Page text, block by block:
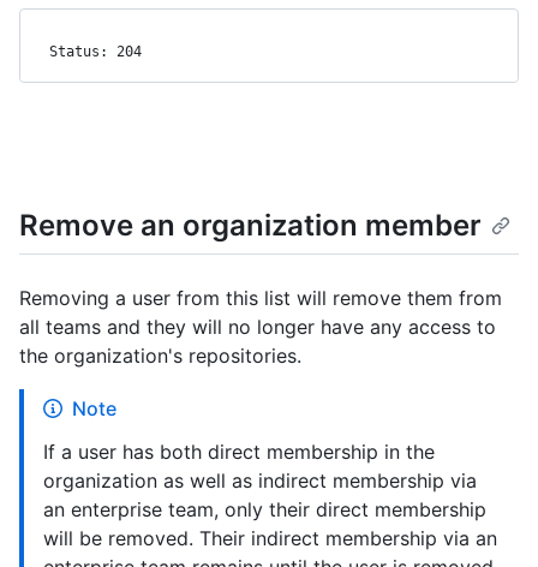
Status: 204
Remove an organization member
Removing a user from this list will remove them from
all teams and they will no longer have any access to
the organization's repositories.
Note
If a user has both direct membership in the
organization as well as indirect membership via
an enterprise team, only their direct membership
will be removed. Their indirect membership via an